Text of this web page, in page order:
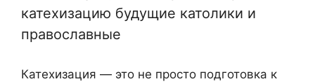
катехизацию будущие католики и
православные
Катехизация — это не просто подготовка к